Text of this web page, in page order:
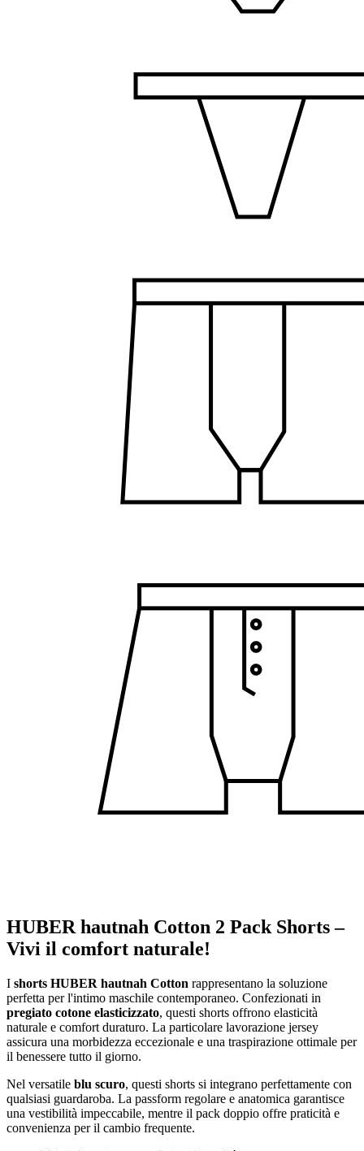
HUBER hautnah Cotton 2 Pack Shorts –
Vivi il comfort naturale!
I shorts HUBER hautnah Cotton rappresentano la soluzione
perfetta per l'intimo maschile contemporaneo. Confezionati in
pregiato cotone elasticizzato, questi shorts offrono elasticità
naturale e comfort duraturo. La particolare lavorazione jersey
assicura una morbidezza eccezionale e una traspirazione ottimale per
il benessere tutto il giorno.
Nel versatile blu scuro, questi shorts si integrano perfettamente con
qualsiasi guardaroba. La passform regolare e anatomica garantisce
una vestibilità impeccabile, mentre il pack doppio offre praticità e
convenienza per il cambio frequente.